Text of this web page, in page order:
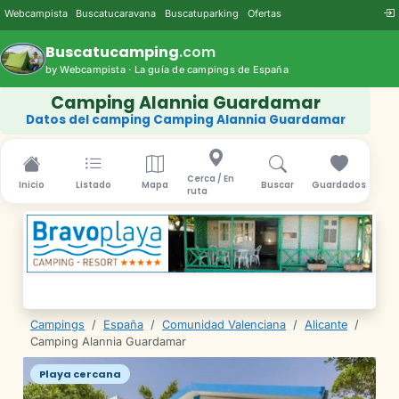
Webcampista Buscatucaravana Buscatuparking Ofertas
Buscatucamping.com
by Webcampista · La guía de campings de España
Camping Alannia Guardamar
Datos del camping Camping Alannia Guardamar
Inicio Listado Mapa
Cerca / En
ruta
Buscar Guardados
Campings / España / Comunidad Valenciana / Alicante /
Camping Alannia Guardamar
Playa cercana